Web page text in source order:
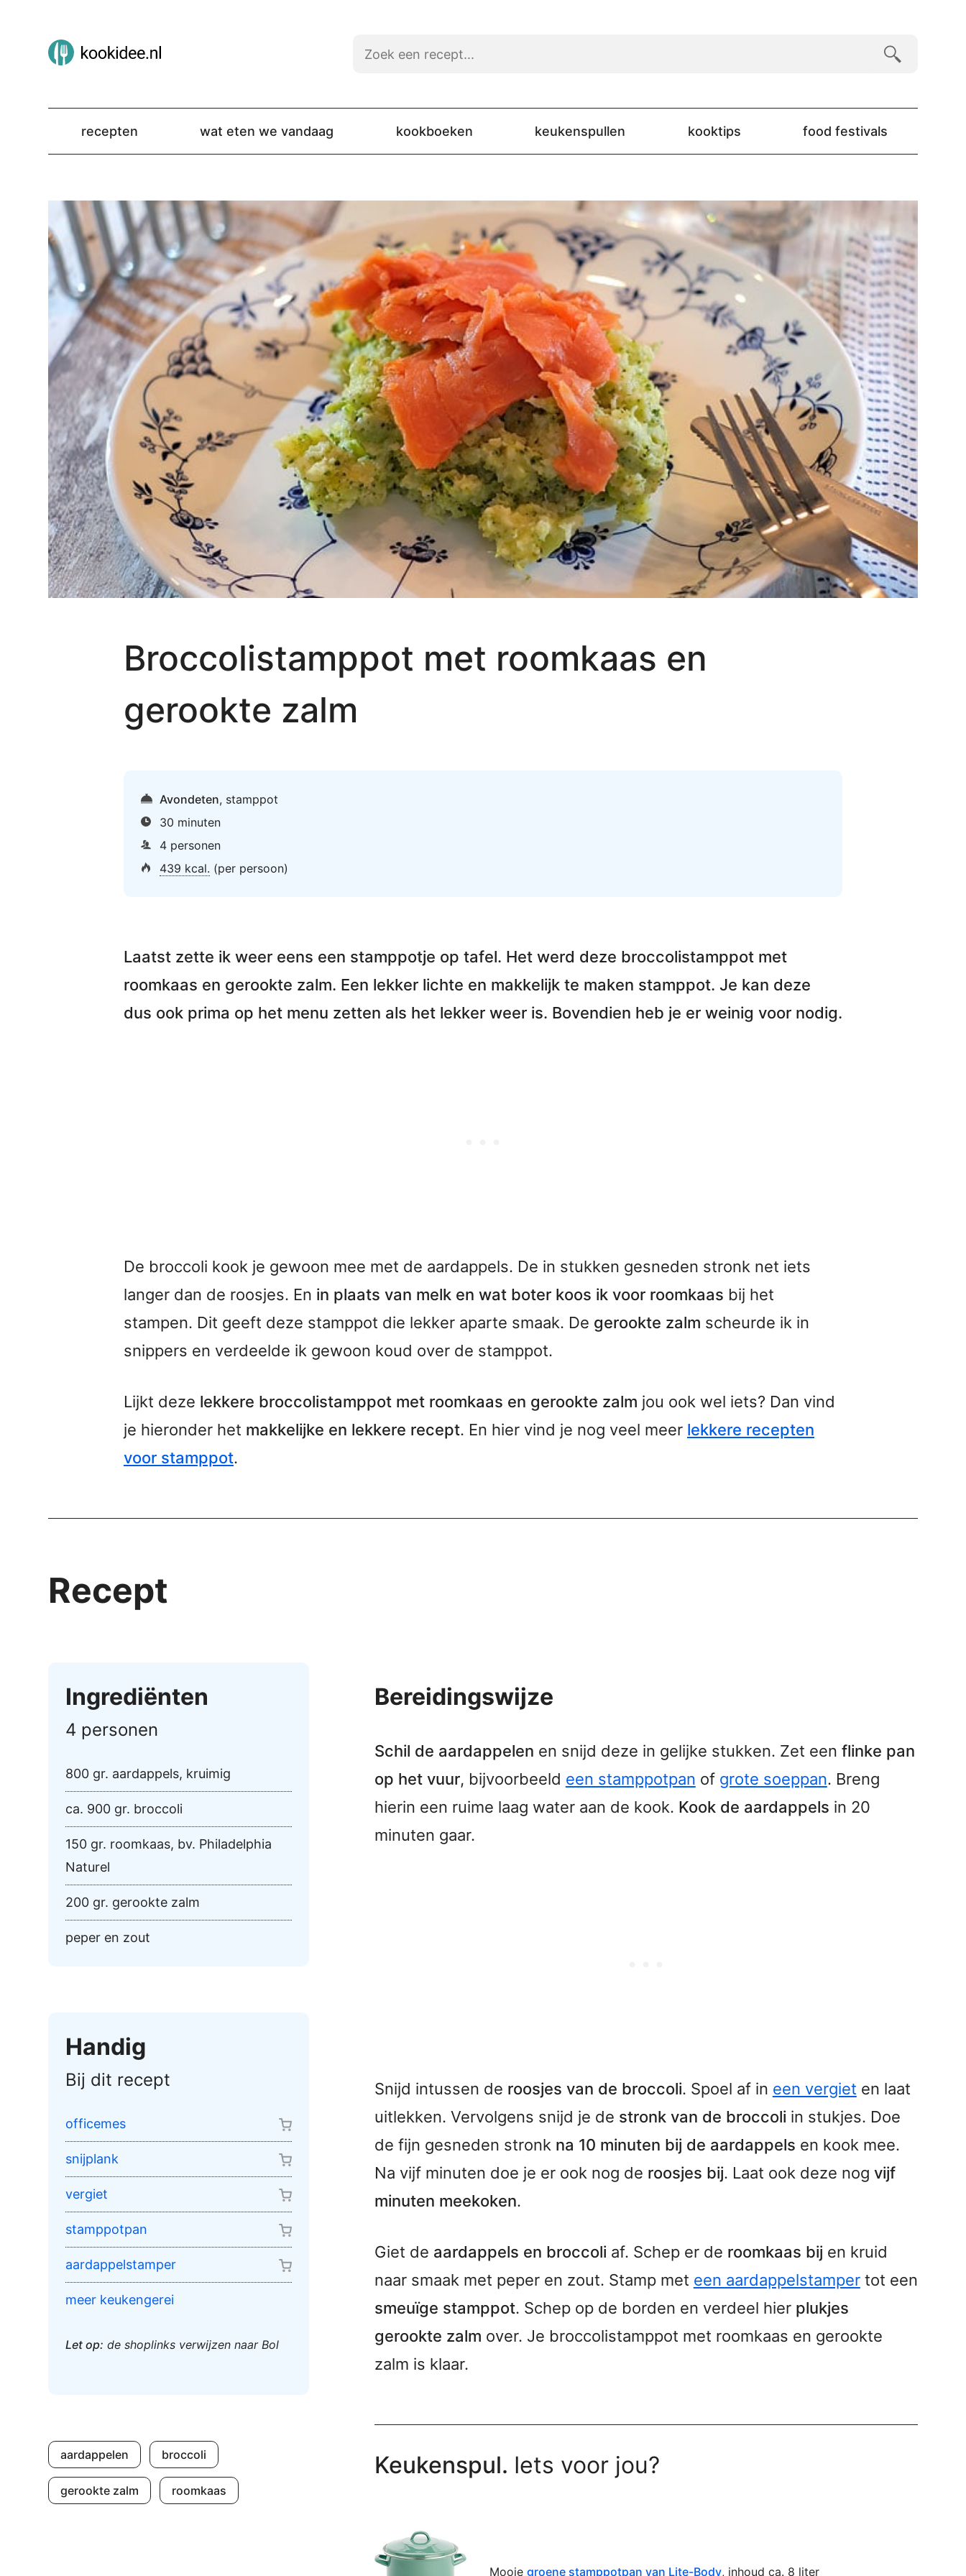
recepten wat eten we vandaag kookboeken keukenspullen kooktips food festivals
Broccolistamppot met roomkaas en
gerookte zalm
Avondeten, stamppot
30 minuten
4 personen
439 kcal. (per persoon)
Laatst zette ik weer eens een stamppotje op tafel. Het werd deze broccolistamppot met
roomkaas en gerookte zalm. Een lekker lichte en makkelijk te maken stamppot. Je kan deze
dus ook prima op het menu zetten als het lekker weer is. Bovendien heb je er weinig voor nodig.
De broccoli kook je gewoon mee met de aardappels. De in stukken gesneden stronk net iets
langer dan de roosjes. En in plaats van melk en wat boter koos ik voor roomkaas bij het
stampen. Dit geeft deze stamppot die lekker aparte smaak. De gerookte zalm scheurde ik in
snippers en verdeelde ik gewoon koud over de stamppot.
Lijkt deze lekkere broccolistamppot met roomkaas en gerookte zalm jou ook wel iets? Dan vind
je hieronder het makkelijke en lekkere recept. En hier vind je nog veel meer lekkere recepten
voor stamppot.
Recept
Ingrediënten
4 personen
800 gr. aardappels, kruimig
ca. 900 gr. broccoli
150 gr. roomkaas, bv. Philadelphia
Naturel
200 gr. gerookte zalm
peper en zout
Handig
Bij dit recept
officemes
snijplank
vergiet
stamppotpan
aardappelstamper
meer keukengerei
Let op: de shoplinks verwijzen naar Bol
aardappelen broccoli
gerookte zalm roomkaas
Bereidingswijze
Schil de aardappelen en snijd deze in gelijke stukken. Zet een flinke pan
op het vuur, bijvoorbeeld een stamppotpan of grote soeppan. Breng
hierin een ruime laag water aan de kook. Kook de aardappels in 20
minuten gaar.
Snijd intussen de roosjes van de broccoli. Spoel af in een vergiet en laat
uitlekken. Vervolgens snijd je de stronk van de broccoli in stukjes. Doe
de fijn gesneden stronk na 10 minuten bij de aardappels en kook mee.
Na vijf minuten doe je er ook nog de roosjes bij. Laat ook deze nog vijf
minuten meekoken.
Giet de aardappels en broccoli af. Schep er de roomkaas bij en kruid
naar smaak met peper en zout. Stamp met een aardappelstampertot een
smeuïge stamppot. Schep op de borden en verdeel hier plukjes
gerookte zalm over. Je broccolistamppot met roomkaas en gerookte
zalm is klaar.
Keukenspul. Iets voor jou?
Mooie groene stamppotpan van Lite-Body, inhoud ca. 8 liter